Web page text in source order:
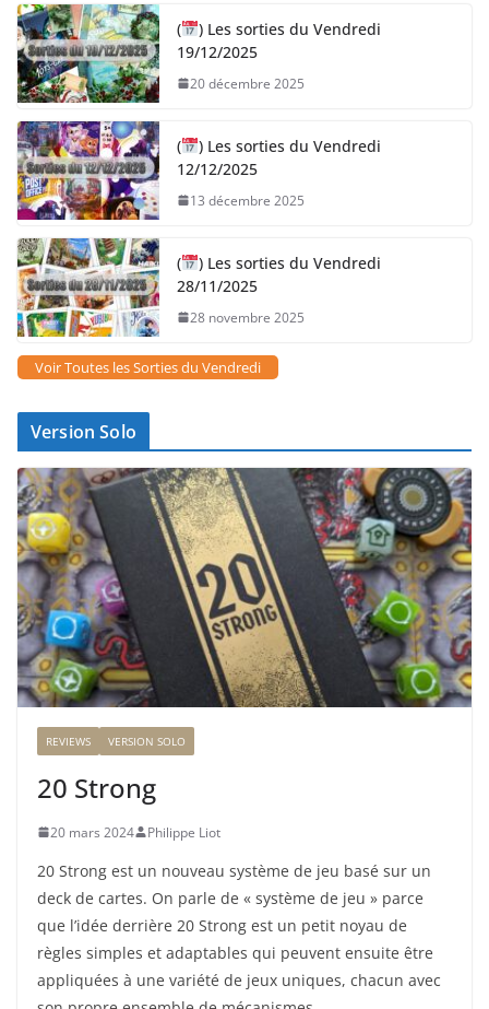
(
) Les sorties du Vendredi
19/12/2025
20 décembre 2025
(
) Les sorties du Vendredi
12/12/2025
13 décembre 2025
(
) Les sorties du Vendredi
28/11/2025
28 novembre 2025
Voir Toutes les Sorties du Vendredi
Version Solo
REVIEWS VERSION SOLO
20 Strong
20 mars 2024 Philippe Liot
20 Strong est un nouveau système de jeu basé sur un
deck de cartes. On parle de « système de jeu » parce
que l’idée derrière 20 Strong est un petit noyau de
règles simples et adaptables qui peuvent ensuite être
appliquées à une variété de jeux uniques, chacun avec